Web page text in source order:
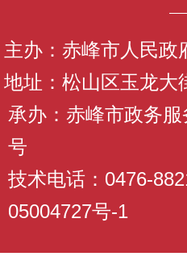
主办：赤峰市人民
地址：松山区玉龙
承办：赤峰市政务
号
技术电话：0476-
05004727号-1